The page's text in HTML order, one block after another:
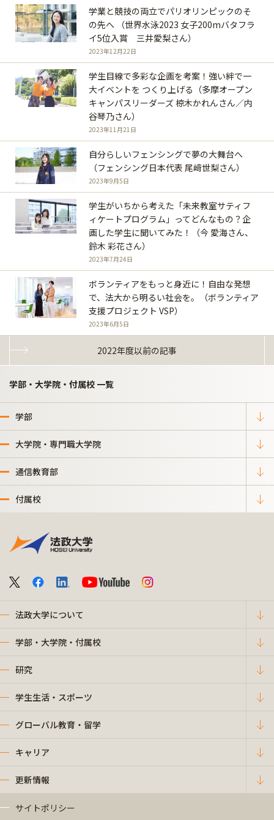
学業と競技の両立でパリオリンピックのそ
の先へ （世界水泳2023 女子200mバタフラ
イ5位入賞 三井愛梨さん）
2023年12月22日
学生目線で多彩な企画を考案！強い絆で一
大イベントを つくり上げる（多摩オープン
キャンパスリーダーズ 椋木かれんさん／内
谷琴乃さん）
2023年11月21日
自分らしいフェンシングで夢の大舞台へ
（フェンシング日本代表 尾﨑世梨さん）
2023年9月5日
学生がいちから考えた「未来教室サティフ
ィケートプログラム」ってどんなもの？企
画した学生に聞いてみた！（今 愛海さん、
鈴木 彩花さん）
2023年7月24日
ボランティアをもっと身近に！自由な発想
で、法大から明るい社会を。（ボランティア
支援プロジェクト VSP）
2023年6月5日
2022年度以前の記事
学部・大学院・付属校 一覧
学部
大学院・専門職大学院
通信教育部
付属校
法政大学について
学部・大学院・付属校
研究
学生生活・スポーツ
グローバル教育・留学
キャリア
更新情報
サイトポリシー